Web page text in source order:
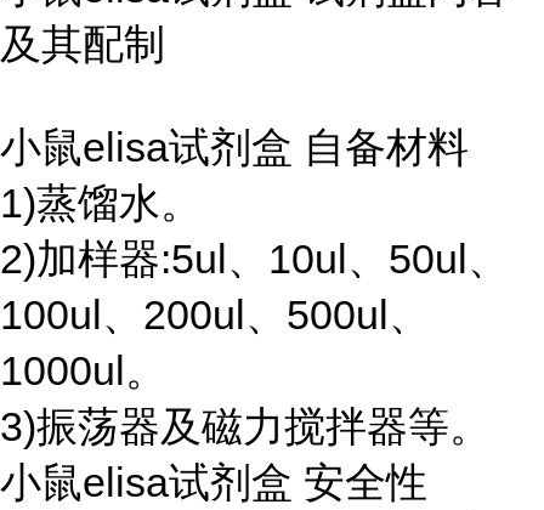
及其配制
小鼠elisa试剂盒 自备材料
1)蒸馏水。
2)加样器:5ul、10ul、50ul、
100ul、200ul、500ul、
1000ul。
3)振荡器及磁力搅拌器等。
小鼠elisa试剂盒 安全性